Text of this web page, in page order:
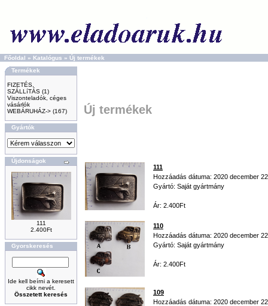
Főoldal » Katalógus » Új termékek
Termékek
FIZETÉS,
SZÁLLíTÁS (1)
Viszonteladók, céges
vásárlók
WEBÁRUHÁZ-> (167)
Gyártók
Újdonságok
111
2.400Ft
Gyorskeresés
Ide kell beírni a keresett
cikk nevét.
Összetett keresés
Új termékek
111
Hozzáadás dátuma: 2020 december
Gyártó: Saját gyártmány
Ár: 2.400Ft
110
Hozzáadás dátuma: 2020 december
Gyártó: Saját gyártmány
Ár: 2.400Ft
109
Hozzáadás dátuma: 2020 december